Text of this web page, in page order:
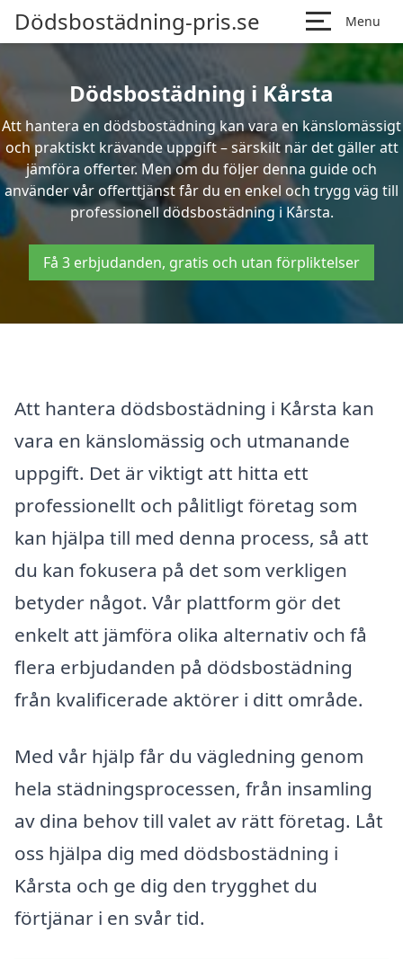
Dödsbostädning-pris.se Menu
Dödsbostädning i Kårsta
Att hantera en dödsbostädning kan vara en känslomässigt
och praktiskt krävande uppgift – särskilt när det gäller att
jämföra offerter. Men om du följer denna guide och
använder vår offerttjänst får du en enkel och trygg väg till
professionell dödsbostädning i Kårsta.
Få 3 erbjudanden, gratis och utan förpliktelser
Att hantera dödsbostädning i Kårsta kan
vara en känslomässig och utmanande
uppgift. Det är viktigt att hitta ett
professionellt och pålitligt företag som
kan hjälpa till med denna process, så att
du kan fokusera på det som verkligen
betyder något. Vår plattform gör det
enkelt att jämföra olika alternativ och få
flera erbjudanden på dödsbostädning
från kvalificerade aktörer i ditt område.
Med vår hjälp får du vägledning genom
hela städningsprocessen, från insamling
av dina behov till valet av rätt företag. Låt
oss hjälpa dig med dödsbostädning i
Kårsta och ge dig den trygghet du
förtjänar i en svår tid.